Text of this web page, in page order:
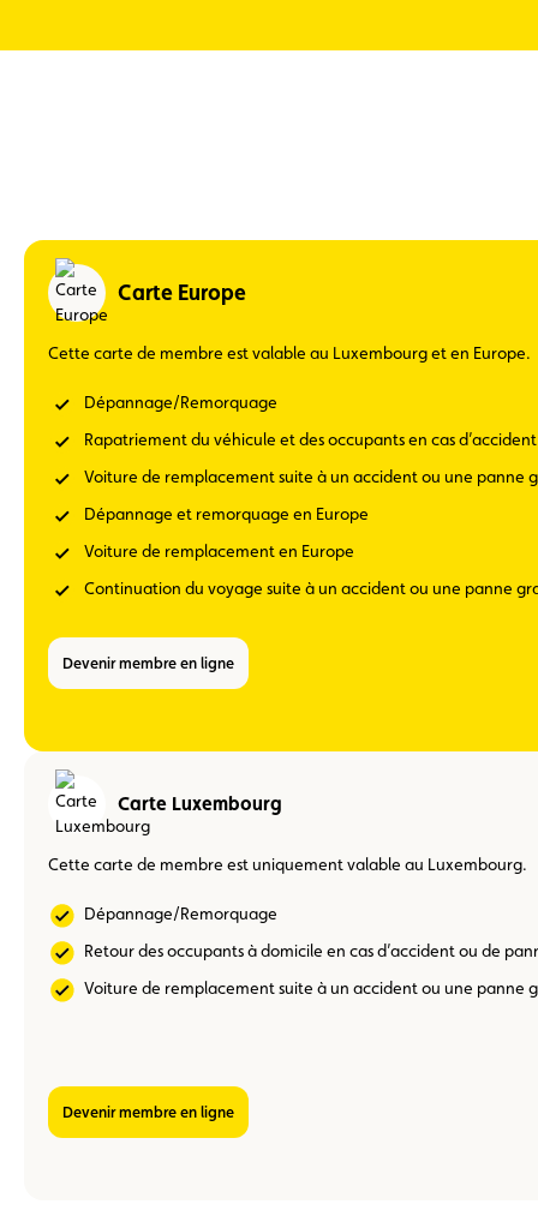
Carte Europe
Cette carte de membre est valable au Luxembourg et en Europe.
Dépannage/Remorquage
Rapatriement du véhicule et des occupants en cas
Voiture de remplacement suite à un accident ou une panne
Dépannage et remorquage en Europe
Voiture de remplacement en Europe
Continuation du voyage suite à un accident ou une panne
Devenir membre en ligne
Carte Luxembourg
Cette carte de membre est uniquement valable au Luxembourg.
Dépannage/Remorquage
Retour des occupants à domicile en cas d’accident ou de
Voiture de remplacement suite à un accident ou une panne
Devenir membre en ligne